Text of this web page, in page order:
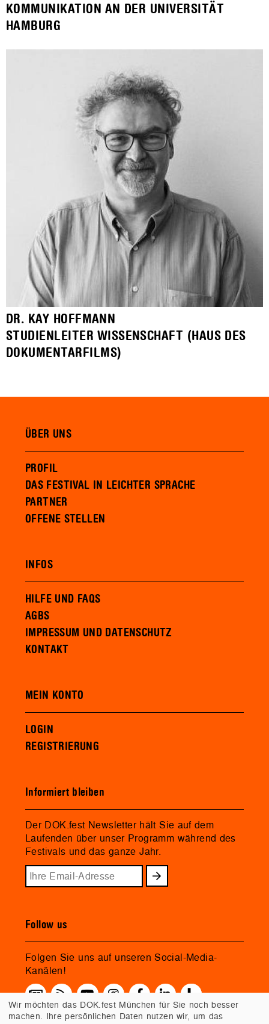
KOMMUNIKATION AN DER UNIVERSITÄT
HAMBURG
DR. KAY HOFFMANN
STUDIENLEITER WISSENSCHAFT (HAUS DES
DOKUMENTARFILMS)
ÜBER UNS
PROFIL
DAS FESTIVAL IN LEICHTER SPRACHE
PARTNER
OFFENE STELLEN
INFOS
HILFE UND FAQS
AGBS
IMPRESSUM UND DATENSCHUTZ
KONTAKT
MEIN KONTO
LOGIN
REGISTRIERUNG
Informiert bleiben
Der DOK.fest Newsletter hält Sie auf dem
Laufenden über unser Programm während des
Festivals und das ganze Jahr.
Follow us
Folgen Sie uns auf unseren Social-Media-
Kanälen!
Wir möchten das DOK.fest München für Sie noch besser
machen. Ihre persönlichen Daten nutzen wir, um das